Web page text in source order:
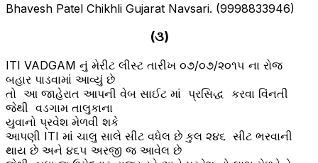
Bhavesh Patel Chikhli Gujarat Navsari. (9998833946)
(૩)
ITI VADGAM નું મેરીટ લીસ્ટ તારીખ ૦૭/૦૭/૨૦૧૫ ના રોજ
બહાર પાડવામાં આવ્યું છે
તો આ જાહેરાત આપની વેબ સાઈટ માં પ્રસિદ્ધ કરવા વિંનતી
જેથી વડગામ તાલુકાના
યુવાનો પ્રવેશ મેળવી શકે
આપણી ITI માં ચાલુ સાલે સીટ વધેલ છે કુલ ૨૪૬ સીટ ભરવાની
થાય છે અને ૪૬૫ અરજી જ આવેલ છે